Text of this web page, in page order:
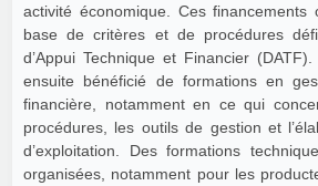
activité économique. Ces
base de critères et de procédures
d’Appui Technique et Financier
ensuite bénéficié de formations en
financière, notamment en ce qui
procédures, les outils de gestion et
d’exploitation. Des formations
organisées, notamment pour les